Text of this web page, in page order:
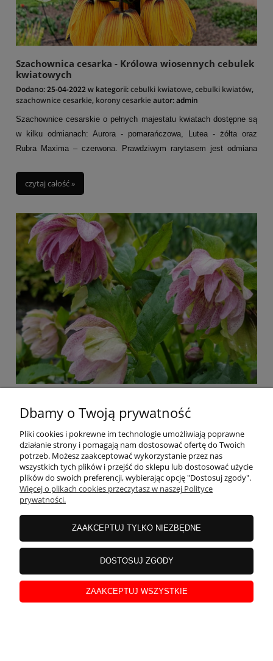
Szachownica cesarka - Królowa wiosennych cebulek
kwiatowych
Dodano:25-04-2022w kategorii:cebulki kwiatowe, cebulki kwiatów,
szachownice cesarkie, korony cesarkieautor:admin
Szachownice cesarskie o pełnych majestatu kwiatach dostępne są
w kilku odmianach: Aurora - pomarańczowa, Lutea - żółta oraz
Rubra Maxima – czerwona. Prawdziwym rarytasem jest odmiana
Szachownice cesarskie naturalnie występują w południowo-
dziurkę wydzielają specyficzną woń ziemi i mchu) sprowadzono do
Europy w XVI w. i od razy zyskały popularność.
Szachownice cesarskie należą do rodziny liliowatych choć w
przeciwieństwie do swoich kuzynek lilii nie kwitną latem, lecz
wiosną na przełomie kwietnia i maja.
Z uwagi na niespotykane kwiaty wokół szachownic zrodziły się
legendy. Jedna z nich opowiada historię pięknej perskiej
księżniczki, która niesłusznie została oskarżona przez męża o
niewierność i wypędzona z pałacu. Wypędzona księżniczka uroniła
tyle łez, że skurczyła się do wielkości kwiatu.
Tworząc kompozycje warto łączyć je z innymi szachownicami,
sadzić w ich pobliżu niskie odmiany tulipanów czy narcyzów.
pełnym Orange Princess i papuzim Texas Gold. Można także
rózowymi.
czytaj całość »
Dbamy o Twoją prywatność
Pliki cookies i pokrewne im technologie umożliwiają poprawne
działanie strony i pomagają nam dostosować ofertę do Twoich
potrzeb. Możesz zaakceptować wykorzystanie przez nas
wszystkich tych plików i przejść do sklepu lub dostosować użycie
plików do swoich preferencji, wybierając opcję "Dostosuj zgody".
Więcej o plikach cookies przeczytasz w naszej Polityce
prywatności.
ZAAKCEPTUJ TYLKO NIEZBĘDNE
DOSTOSUJ ZGODY
ZAAKCEPTUJ WSZYSTKIE